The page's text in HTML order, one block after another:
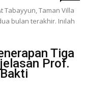
Tabayyun, Taman Villa
bulan terakhir. Inilah
Tiga
Prof.